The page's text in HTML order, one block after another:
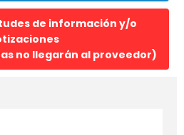
de información y/o
no llegarán al proveedor)